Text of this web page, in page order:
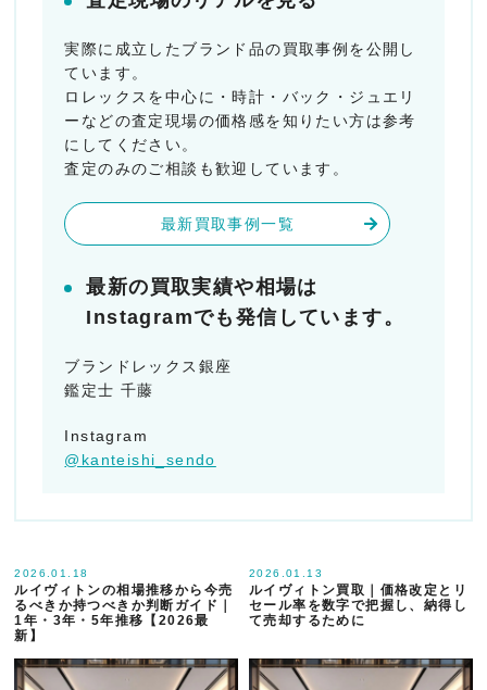
実際に成立したブランド品の買取事例を公開し
ています。
ロレックスを中心に・時計・バック・ジュエリ
ーなどの査定現場の価格感を知りたい方は参考
にしてください。
査定のみのご相談も歓迎しています。
最新買取事例一覧
最新の買取実績や相場は
Instagramでも発信しています。
ブランドレックス銀座
鑑定士 千藤
Instagram
@kanteishi_sendo
2026.01.18
ルイヴィトンの相場推移から今売
るべきか持つべきか判断ガイド｜
1年・3年・5年推移【2026最
新】
2026.01.13
ルイヴィトン買取｜価格改定とリ
セール率を数字で把握し、納得し
て売却するために